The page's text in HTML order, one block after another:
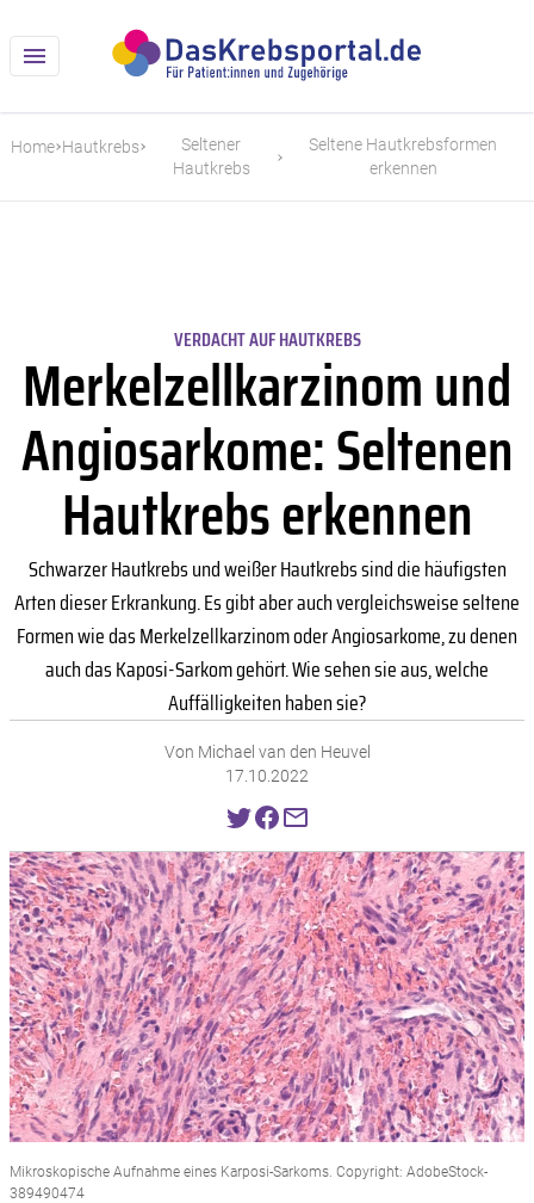
Home Hautkrebs
Seltener
Hautkrebs
Seltene Hautkrebsformen
erkennen
VERDACHT AUF HAUTKREBS
Merkelzellkarzinom und
Angiosarkome: Seltenen
Hautkrebs erkennen
Schwarzer Hautkrebs und weißer Hautkrebs sind die häufigsten
Arten dieser Erkrankung. Es gibt aber auch vergleichsweise seltene
Formen wie das Merkelzellkarzinom oder Angiosarkome, zu denen
auch das Kaposi-Sarkom gehört. Wie sehen sie aus, welche
Auffälligkeiten haben sie?
Von Michael van den Heuvel
17.10.2022
Mikroskopische Aufnahme eines Karposi-Sarkoms. Copyright: AdobeStock-
389490474